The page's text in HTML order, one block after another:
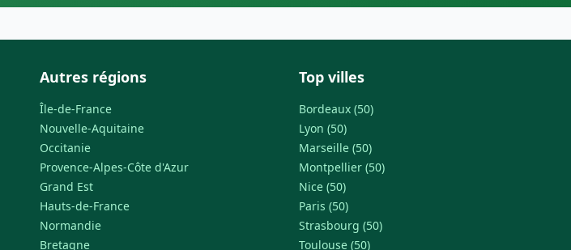
Autres régions
Île-de-France
Nouvelle-Aquitaine
Occitanie
Provence-Alpes-Côte d'Azur
Grand Est
Hauts-de-France
Normandie
Bretagne
Top villes
Bordeaux (50)
Lyon (50)
Marseille (50)
Montpellier (50)
Nice (50)
Paris (50)
Strasbourg (50)
Toulouse (50)